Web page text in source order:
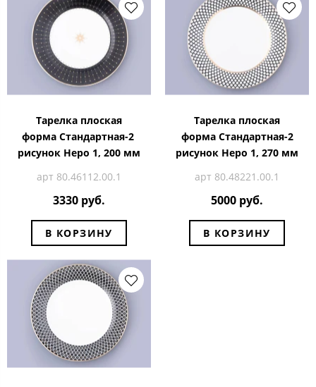
Тарелка плоская
форма Стандартная-2
рисунок Неро 1, 200 мм
арт 80.46112.00.1
3330 руб.
В КОРЗИНУ
Тарелка плоская
форма Стандартная-2
рисунок Неро 1, 270 мм
арт 80.48221.00.1
5000 руб.
В КОРЗИНУ